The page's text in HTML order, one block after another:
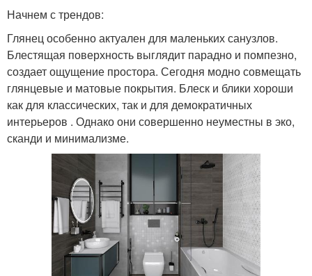
Начнем с трендов:
Глянец особенно актуален для маленьких санузлов.
Блестящая поверхность выглядит парадно и помпезно,
создает ощущение простора. Сегодня модно совмещать
глянцевые и матовые покрытия. Блеск и блики хороши
как для классических, так и для демократичных
интерьеров . Однако они совершенно неуместны в эко,
сканди и минимализме.